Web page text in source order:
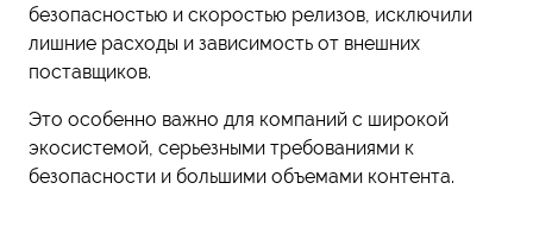
безопасностью и скоростью релизов, исключили
лишние расходы и зависимость от внешних
поставщиков.
Это особенно важно для компаний с широкой
экосистемой, серьезными требованиями к
безопасности и большими объемами контента.